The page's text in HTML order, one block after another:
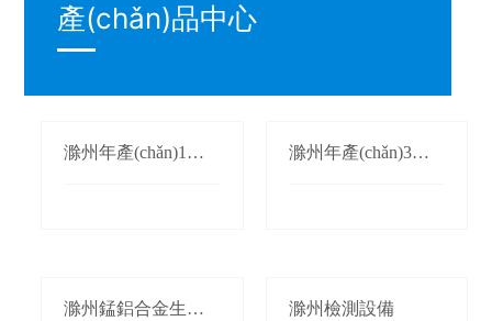
產(chǎn)品中心
滁州年產(chǎn)1萬
滁州年產(chǎn)3萬
滁州錳鋁合金生產(c
滁州檢測設備